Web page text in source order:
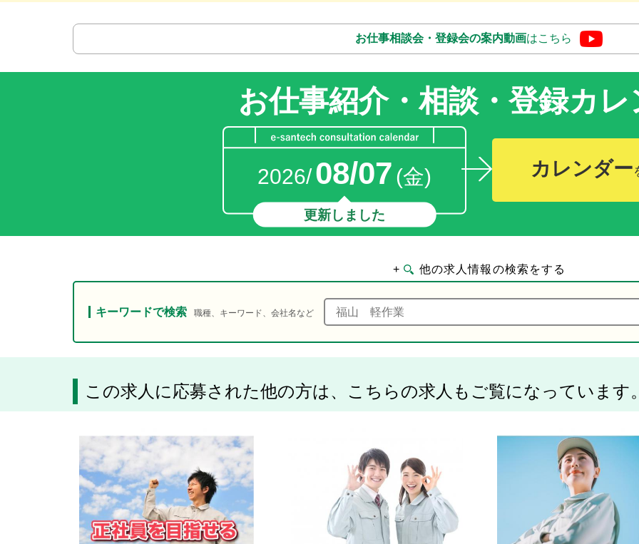
お仕事相談会・登録会の案内動画はこちら
お仕事紹介・相談・登録カレ
2026/08/07 (金)
更新しました
カレンダー
+ 他の求人情報の検索をする
キーワードで検索 職種、キーワード、会社名など
この求人に応募された他の方は、こちらの求人もご覧になっています